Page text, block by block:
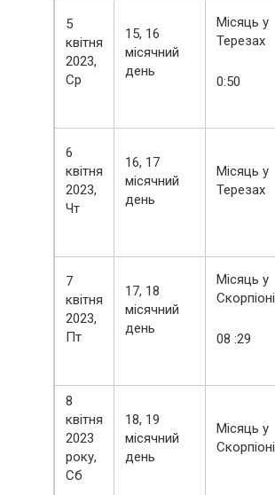
5
квітня
2023,
Ср
15, 16
місячний
день
Місяць у
Терезах
0:50
6
квітня
2023,
Чт
16, 17
місячний
день
Місяць у
Терезах
7
квітня
2023,
Пт
17, 18
місячний
день
Місяць у
Скорпіоні
08 :29
8
квітня
2023
року,
Сб
18, 19
місячний
день
Місяць у
Скорпіоні